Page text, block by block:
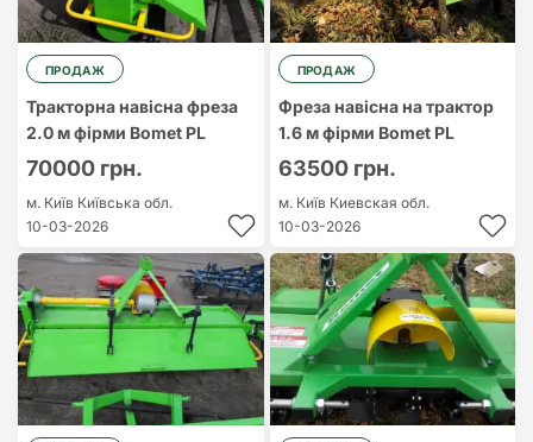
ПРОДАЖ
Тракторна навісна фреза
2.0 м фірми Bomet PL
70000 грн.
м. Київ Київська обл.
10-03-2026
ПРОДАЖ
Фреза навісна на трактор
1.6 м фірми Bomet PL
63500 грн.
м. Київ Киевская обл.
10-03-2026